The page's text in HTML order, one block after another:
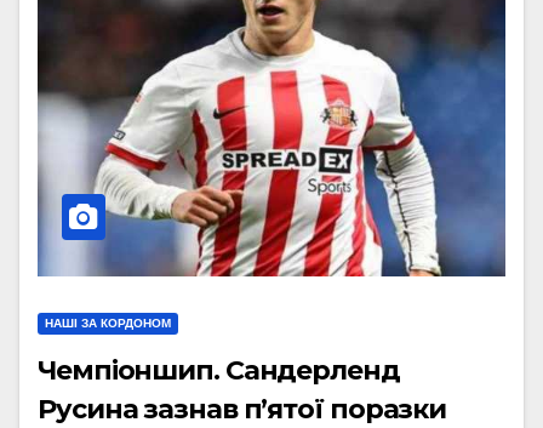
НАШІ ЗА КОРДОНОМ
Чемпіоншип. Сандерленд
Русина зазнав п’ятої поразки